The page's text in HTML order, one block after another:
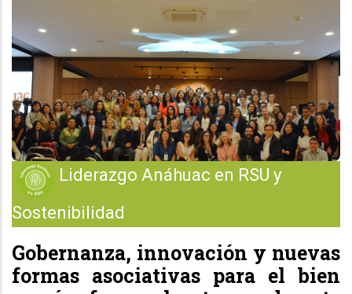
Liderazgo Anáhuac en RSU y
Sostenibilidad
Gobernanza, innovación y nuevas
formas asociativas para el bien